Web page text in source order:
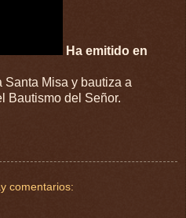
Ha emitido en
Santa Misa y bautiza a
Bautismo del Señor.
comentarios: